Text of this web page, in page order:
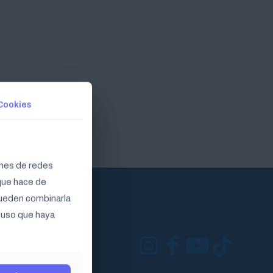
de redes
hace de
combinarla
que haya
de redes
hace de
combinarla
que haya